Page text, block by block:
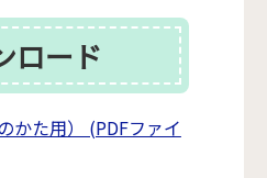
ロード
かた用） (PDFファイ